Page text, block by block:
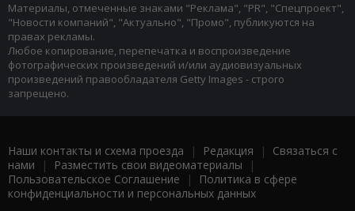
Материалы, отмеченные знаками "Реклама", "PR", "Спецпроект",
"Новости компаний", "Актуально", "Промо", публикуются на
правах рекламы.
Любое копирование, перепечатка и воспроизведение
фотографических произведений и/или аудиовизуальных
произведений правообладателя Getty Images - строго
запрещено.
Наши контакты и схема проезда | Редакция | Связаться с
нами | Разместить свои видеоматериалы |
Пользовательское Соглашение |
Политика в сфере
конфиденциальности и персональных данных